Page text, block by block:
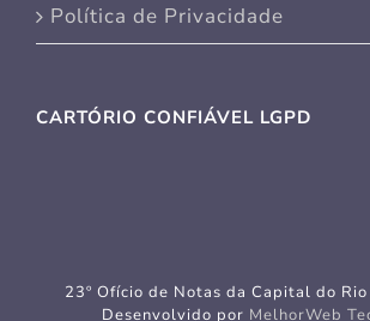
Política de Privacidade
CARTÓRIO CONFIÁVEL LGPD
23º Ofício de Notas da Capital do
Desenvolvido por MelhorWeb